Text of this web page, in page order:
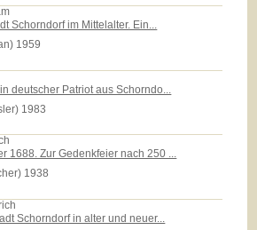
Schorndorf im Mittelalter. Ein...
1959
deutscher Patriot aus Schorndo...
1983
1688. Zur Gedenkfeier nach 250 ...
1938
Schorndorf in alter und neuer...